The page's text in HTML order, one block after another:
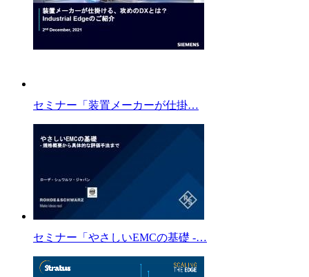
セミナー「装置メーカーが仕掛…
セミナー「やさしいEMCの基礎 -…